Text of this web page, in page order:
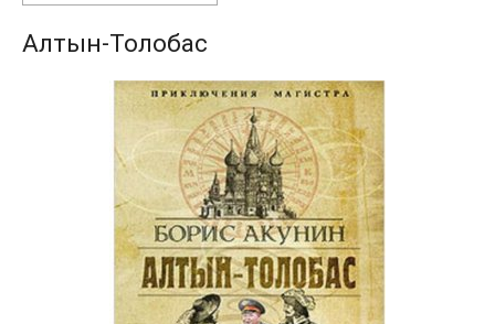
Алтын-Толобас